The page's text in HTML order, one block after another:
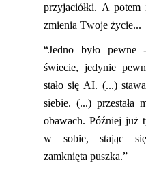
przyjaciółki. A potem
zmienia Twoje życie...
“Jedno było
świecie, jedynie
stało się AI. (...)
siebie. (...)
obawach. Później już
w sobie, stając się
zamknięta puszka.”